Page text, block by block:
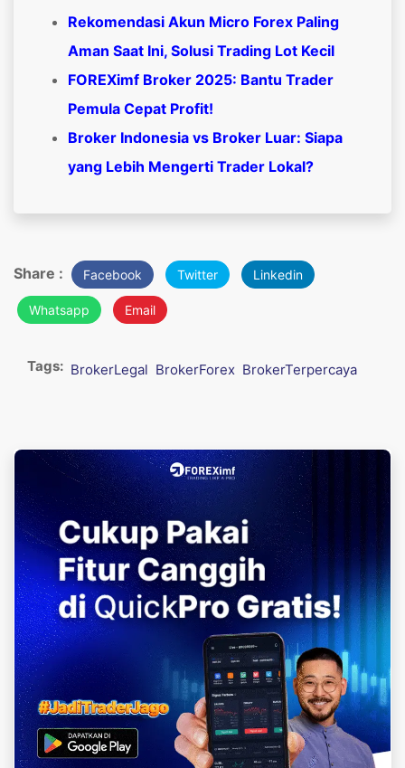
Rekomendasi Akun Micro Forex Paling
Aman Saat Ini, Solusi Trading Lot Kecil
FOREXimf Broker 2025: Bantu Trader
Pemula Cepat Profit!
Broker Indonesia vs Broker Luar: Siapa
yang Lebih Mengerti Trader Lokal?
Share : Facebook Twitter Linkedin
Whatsapp Email
Tags: BrokerLegal BrokerForex BrokerTerpercaya